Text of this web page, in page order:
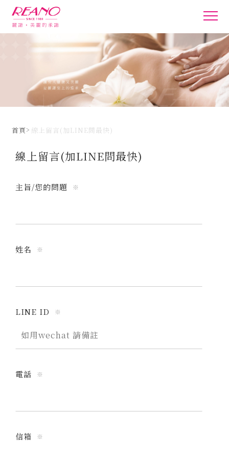
首頁 線上留言(加LINE問最快)
線上留言(加LINE問最快)
主旨/您的問題 ※
姓名 ※
LINE ID ※
電話 ※
信箱 ※